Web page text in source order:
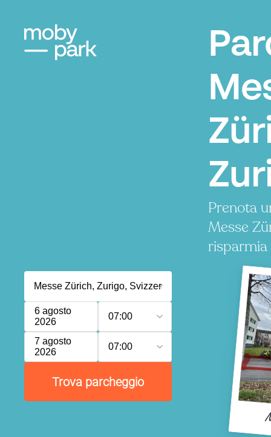
Prenota
Messe
risparmia
6 agosto
2026
07:00
7 agosto
2026
07:00
Trova parcheggio